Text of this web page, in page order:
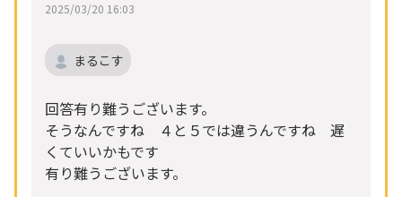
2025/03/20 16:03
まるこす
回答有り難うございます。
そうなんですね ４と５では違うんですね 遅
くていいかもです
有り難うございます。